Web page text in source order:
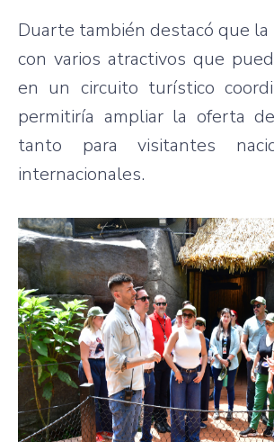
Duarte también destacó que
con varios atractivos que
en un circuito turístico
permitiría ampliar la oferta
tanto para visitantes
internacionales.